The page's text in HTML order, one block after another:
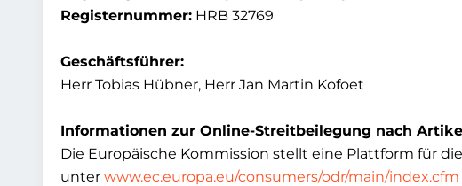
Registernummer: HRB 32769
Geschäftsführer:
Herr Tobias Hübner, Herr Jan Martin Kofoet
Informationen zur Online-Streitbeilegung nach Artikel
Die Europäische Kommission stellt eine Plattform für
unter www.ec.europa.eu/consumers/odr/main/index.cfm